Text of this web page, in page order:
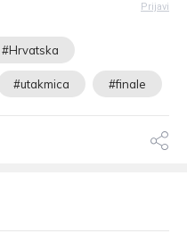
Prijavi
#Hrvatska
#utakmica #finale